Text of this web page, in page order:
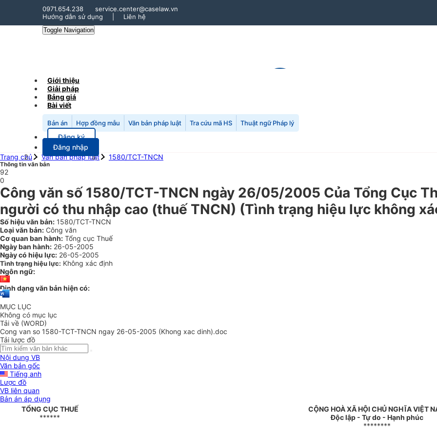
0971.654.238
service.center@caselaw.vn
Hướng dẫn sử dụng
Liên hệ
Toggle Navigation
Giới thiệu
Giải pháp
Bảng giá
Bài viết
Bản án Hợp đồng mẫu Văn bản pháp luật Tra cứu mã HS Thuật ngữ Pháp lý
Đăng ký
Đăng nhập
Trang chủ
Văn bản pháp luật 1580/TCT-TNCN
Thông tin văn bản
92
0
Công văn số 1580/TCT-TNCN ngày 26/05/2005 Của Tổng Cục
người có thu nhập cao (thuế TNCN) (Tình trạng hiệu lực không
Số hiệu văn bản: 1580/TCT-TNCN
Loại văn bản: Công văn
Cơ quan ban hành: Tổng cục Thuế
Ngày ban hành: 26-05-2005
Ngày có hiệu lực: 26-05-2005
Tình trạng hiệu lực: Không xác định
Ngôn ngữ:
Định dạng văn bản hiện có:
MỤC LỤC
Không có mục lục
Tải về (WORD)
Cong van so 1580-TCT-TNCN ngay 26-05-2005 (Khong xac dinh).doc
Tải lược đồ
Nội dung VB
Văn bản gốc
Tiếng anh
Lược đồ
VB liên quan
Bản án áp dụng
TỔNG CỤC THUẾ
******
CỘNG HOÀ XÃ HỘI CHỦ NGHĨA VIỆT
Độc lập - Tự do - Hạnh phúc
********